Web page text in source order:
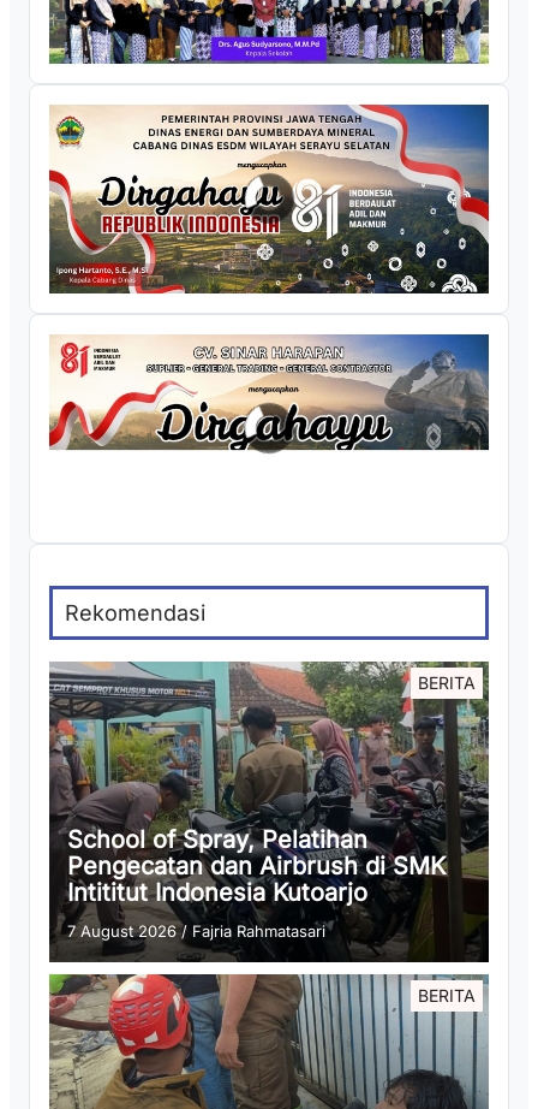
Rekomendasi
BERITA
School of Spray, Pelatihan
Pengecatan dan Airbrush di SMK
Intititut Indonesia Kutoarjo
7 August 2026/ Fajria Rahmatasari
BERITA